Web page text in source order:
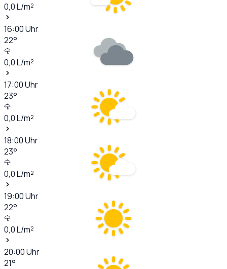
0,0L/m²
16:00Uhr
22°
0,0L/m²
17:00Uhr
23°
0,0L/m²
18:00Uhr
23°
0,0L/m²
19:00Uhr
22°
0,0L/m²
20:00Uhr
21°